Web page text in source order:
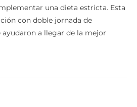
una dieta estricta. Esta
con doble jornada de
a llegar de la mejor